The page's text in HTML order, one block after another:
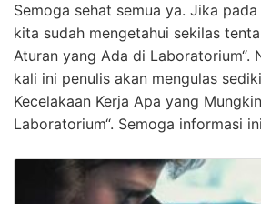
Semoga sehat semua ya. Jika
kita sudah mengetahui sekilas
Aturan yang Ada di Laboratorium“.
kali ini penulis akan mengulas
Kecelakaan Kerja Apa yang
Laboratorium“. Semoga informasi